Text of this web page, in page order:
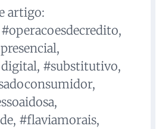
artigo:
#substitutivo,
#flaviamorais,